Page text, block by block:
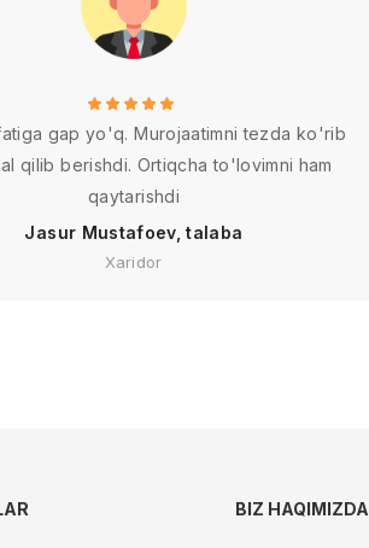
gap yo'q. Murojaatimni tezda ko'rib
qilib berishdi. Ortiqcha to'lovimni ham
qaytarishdi
Jasur Mustafoev, talaba
Xaridor
BIZ HAQIMIZDA